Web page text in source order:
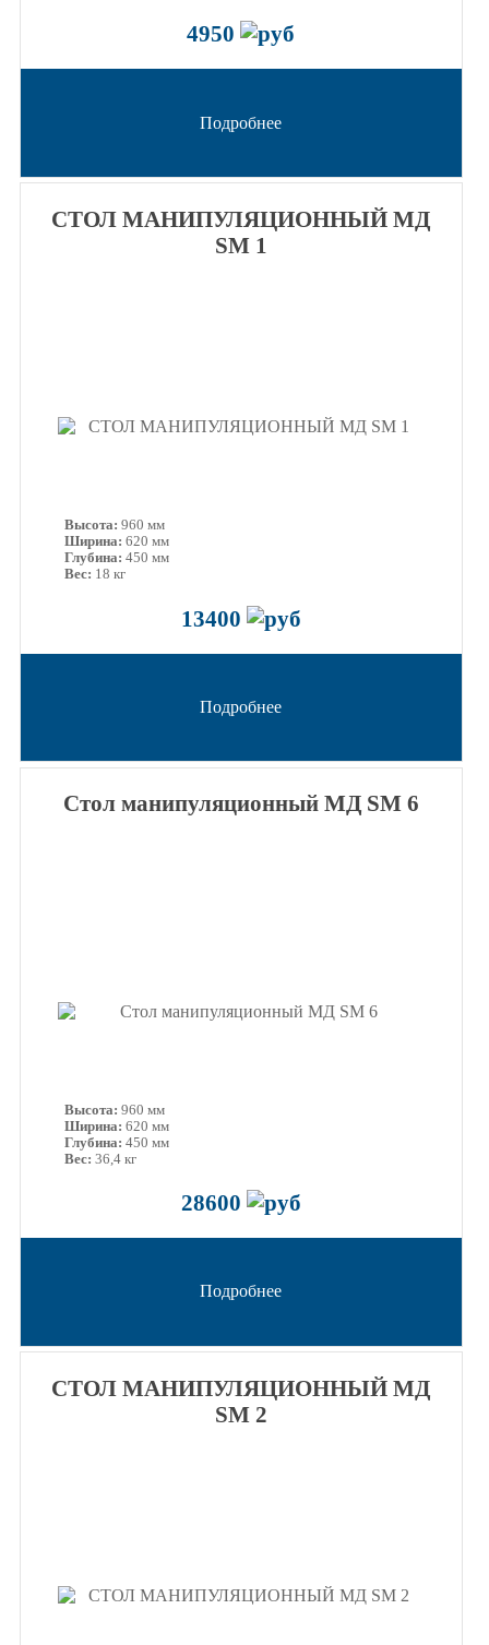
4950
Подробнее
СТОЛ МАНИПУЛЯЦИОННЫЙ МД
SM 1
Высота: 960 мм
Ширина: 620 мм
Глубина: 450 мм
Вес: 18 кг
13400
Подробнее
Стол манипуляционный МД SM 6
Высота: 960 мм
Ширина: 620 мм
Глубина: 450 мм
Вес: 36,4 кг
28600
Подробнее
СТОЛ МАНИПУЛЯЦИОННЫЙ МД
SM 2